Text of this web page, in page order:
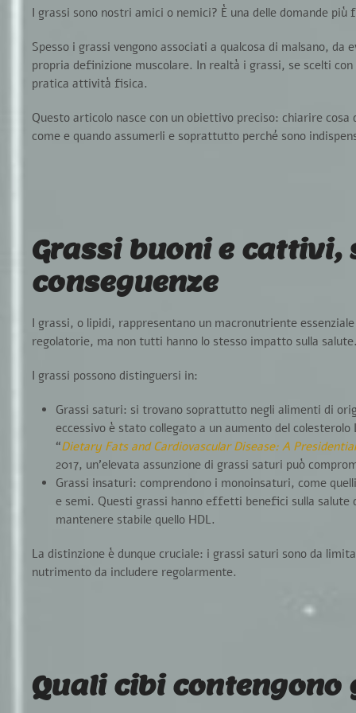
I grassi sono nostri amici o nemici? È una delle domande
Spesso i grassi vengono associati a qualcosa di malsano, da
propria definizione muscolare. In realtà i grassi, se scelti
pratica attività fisica.
Questo articolo nasce con un obiettivo preciso: chiarire
come e quando assumerli e soprattutto perché sono
Grassi buoni e cattivi,
conseguenze
I grassi, o lipidi, rappresentano un macronutriente
regolatorie, ma non tutti hanno lo stesso impatto sulla salute
I grassi possono distinguersi in:
Grassi saturi: si trovano soprattutto negli alimenti di
eccessivo è stato collegato a un aumento del
“Dietary Fats and Cardiovascular Disease: A
2017, un’elevata assunzione di grassi saturi può
Grassi insaturi: comprendono i monoinsaturi, come
e semi. Questi grassi hanno effetti benefici sulla salute
mantenere stabile quello HDL.
La distinzione è dunque cruciale: i grassi saturi sono da
nutrimento da includere regolarmente.
Quali cibi contengono